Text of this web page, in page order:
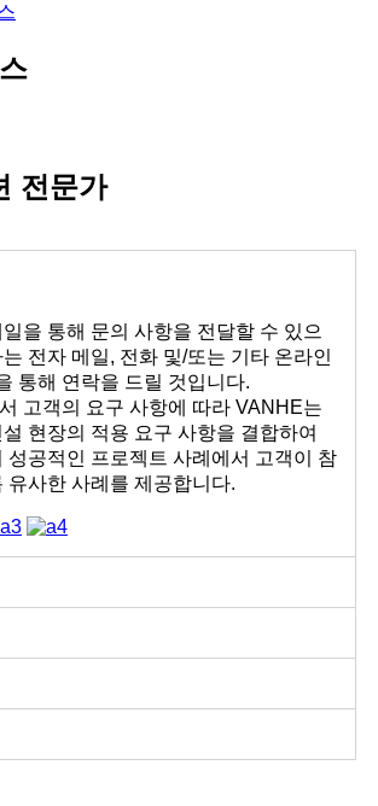
전문가
을 통해 문의 사항을 전달할 수 있으
전자 메일, 전화 및/또는 기타 온라인
통해 연락을 드릴 것입니다.
고객의 요구 사항에 따라 VANHE는
현장의 적용 요구 사항을 결합하여
성공적인 프로젝트 사례에서 고객이 참
유사한 사례를 제공합니다.